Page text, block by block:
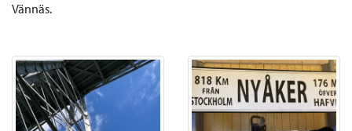
Vännäs.